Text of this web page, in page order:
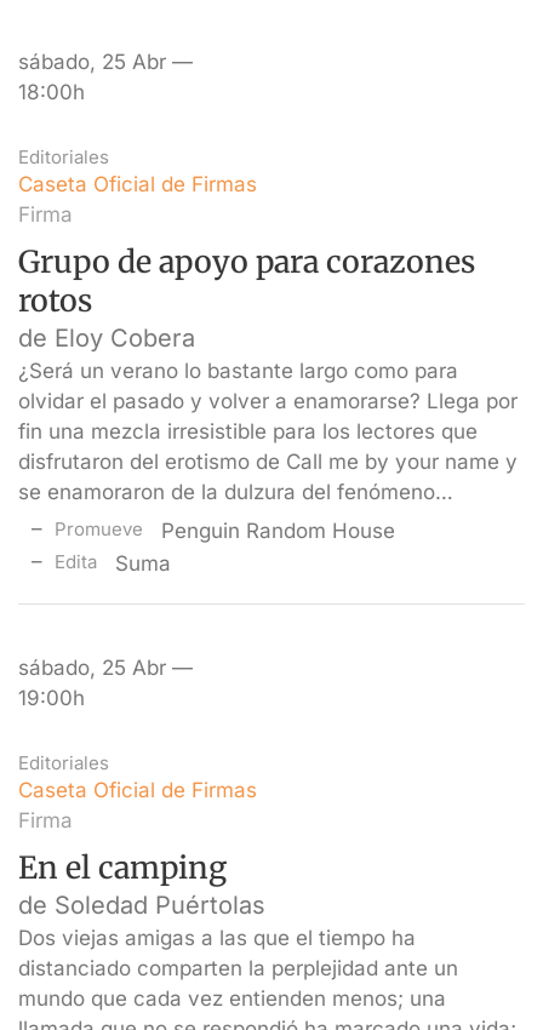
sábado, 25 Abr —
18:00h
Editoriales
Caseta Oficial de Firmas
Firma
Grupo de apoyo para corazones
rotos
de Eloy Cobera
¿Será un verano lo bastante largo como para
olvidar el pasado y volver a enamorarse? Llega por
fin una mezcla irresistible para los lectores que
disfrutaron del erotismo de Call me by your name y
se enamoraron de la dulzura del fenómeno…
Promueve Penguin Random House
Edita Suma
sábado, 25 Abr —
19:00h
Editoriales
Caseta Oficial de Firmas
Firma
En el camping
de Soledad Puértolas
Dos viejas amigas a las que el tiempo ha
distanciado comparten la perplejidad ante un
mundo que cada vez entienden menos; una